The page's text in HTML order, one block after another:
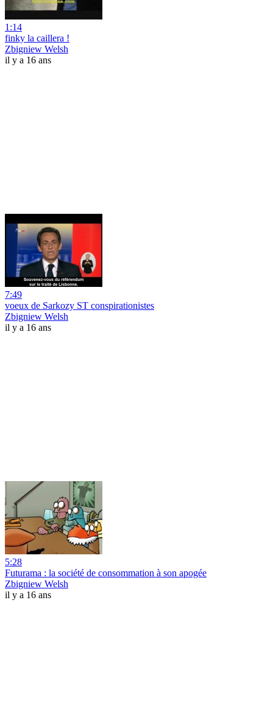
1:14
finky la caillera !
Zbigniew Welsh
il y a 16 ans
7:49
voeux de Sarkozy ST conspirationistes
Zbigniew Welsh
il y a 16 ans
5:28
Futurama : la société de consommation à son apogée
Zbigniew Welsh
il y a 16 ans